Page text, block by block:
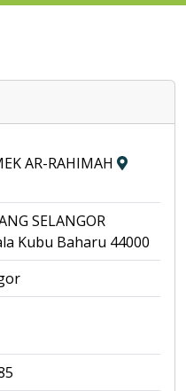
AR-RAHIMAH
SELANGOR
Kubu Baharu 44000